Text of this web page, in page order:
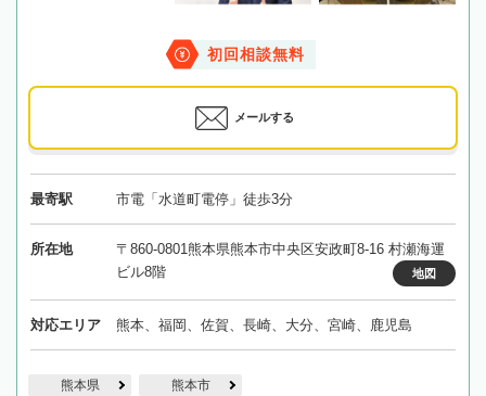
初回相談無料
メールする
最寄駅 市電「水道町電停」徒歩3分
所在地
〒860-0801熊本県熊本市中央区安政町8-16 村瀬海運
ビル8階
地図
対応エリア 熊本、福岡、佐賀、長崎、大分、宮崎、鹿児島
熊本県 熊本市